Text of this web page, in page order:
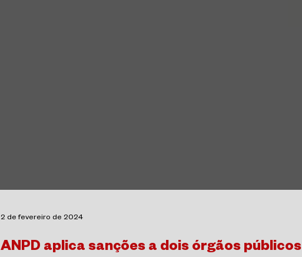
2 de fevereiro de 2024
ANPD aplica sanções a dois órgãos públicos